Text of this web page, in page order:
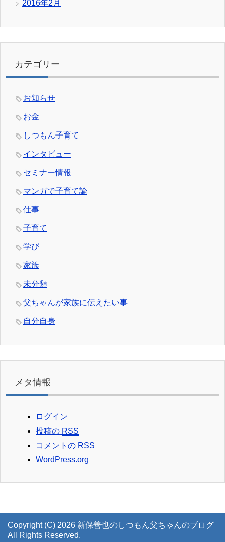
2016年2月
カテゴリー
お知らせ
お金
しつもん子育て
インタビュー
セミナー情報
マンガで子育て論
仕事
子育て
学び
家族
未分類
父ちゃんが家族に伝えたい事
自分自身
メタ情報
ログイン
投稿の RSS
コメントの RSS
WordPress.org
Copyright (C) 2026 新保善也のしつもん父ちゃんのブログ
All Rights Reserved.